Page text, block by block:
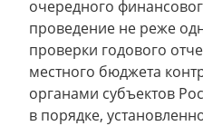
очередного
проведение не реже
проверки годового
местного бюджета
органами субъектов
в порядке,